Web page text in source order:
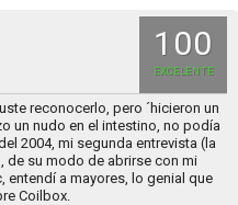
100
EXCELENTE
reconocerlo, pero ´hicieron un
un nudo en el intestino, no podía
2004, mi segunda entrevista (la
de su modo de abrirse con mi
entendí a mayores, lo genial que
Coilbox.